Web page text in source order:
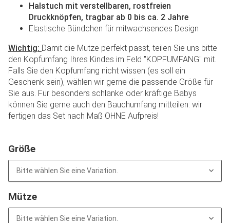
Halstuch mit verstellbaren, rostfreien
Druckknöpfen, tragbar ab 0 bis ca. 2 Jahre
Elastische Bündchen für mitwachsendes Design
Wichtig: Damit die Mütze perfekt passt, teilen Sie uns bitte
den Kopfumfang Ihres Kindes im Feld "KOPFUMFANG" mit.
Falls Sie den Kopfumfang nicht wissen (es soll ein
Geschenk sein), wählen wir gerne die passende Größe für
Sie aus. Für besonders schlanke oder kräftige Babys
können Sie gerne auch den Bauchumfang mitteilen: wir
fertigen das Set nach Maß OHNE Aufpreis!
Größe
Bitte wählen Sie eine Variation.
Mütze
Bitte wählen Sie eine Variation.